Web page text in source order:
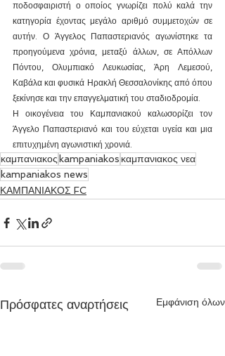
ποδοσφαιριστή ο οποίος γνωρίζει πολύ καλά την
κατηγορία έχοντας μεγάλο αριθμό συμμετοχών σε
αυτήν. Ο Άγγελος Παπαστεριανός αγωνίστηκε τα
προηγούμενα χρόνια, μεταξύ άλλων, σε Απόλλων
Πόντου, Ολυμπιακό Λευκωσίας, Άρη Λεμεσού,
Καβάλα και φυσικά Ηρακλή Θεσσαλονίκης από όπου
ξεκίνησε και την επαγγελματική του σταδιοδρομία.
Η οικογένεια του Καμπανιακού καλωσορίζει τον
Άγγελο Παπαστεριανό και του εύχεται υγεία και μια
επιτυχημένη αγωνιστική χρονιά.
καμπανιακος kampaniakos καμπανιακος νεα
kampaniakos news
ΚΑΜΠΑΝΙΑΚΟΣ FC
Πρόσφατες αναρτήσεις Εμφάνιση όλων